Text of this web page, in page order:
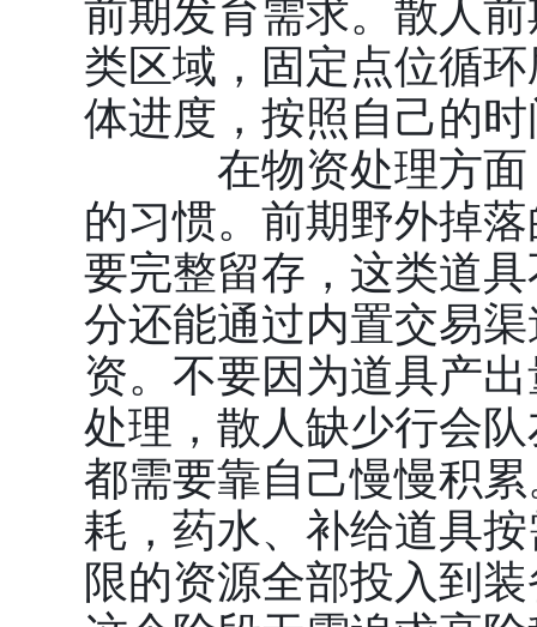
前期发育需求。散人
类区域，固定点位循
体进度，按照自己的
在物资处理方面，
的习惯。前期野外掉
要完整留存，这类道
分还能通过内置交易
资。不要因为道具产
处理，散人缺少行会
都需要靠自己慢慢积
耗，药水、补给道具
限的资源全部投入到